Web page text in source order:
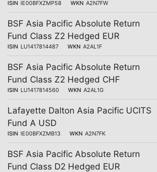
ISIN IE00BFXZMP58 WKN A2N7FW
BSF Asia Pacific Absolute Return
Fund Class Z2 Hedged EUR
ISIN LU1417814487 WKN A2AL1F
BSF Asia Pacific Absolute Return
Fund Class Z2 Hedged CHF
ISIN LU1417814560 WKN A2AL1G
Lafayette Dalton Asia Pacific UCITS
Fund A USD
ISIN IE00BFXZMB13 WKN A2N7FK
BSF Asia Pacific Absolute Return
Fund Class D2 Hedged EUR